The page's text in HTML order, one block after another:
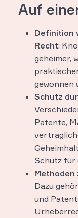
Auf
Definition
Recht:
geheimer,
gewonnen
Schutz
Patente,
Schutz für
Methoden
Dazu
und